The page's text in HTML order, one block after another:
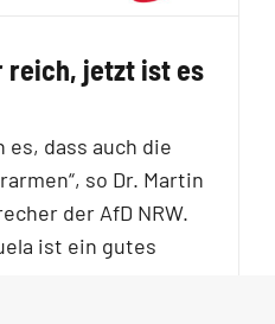
reich, jetzt ist es
es, dass auch die
so Dr. Martin
der AfD NRW.
ist ein gutes